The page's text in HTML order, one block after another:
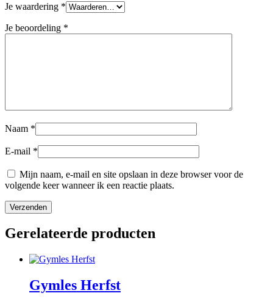
Je waardering *
Je beoordeling *
Naam *
E-mail *
Mijn naam, e-mail en site opslaan in deze browser voor de
volgende keer wanneer ik een reactie plaats.
Gerelateerde producten
Gymles Herfst